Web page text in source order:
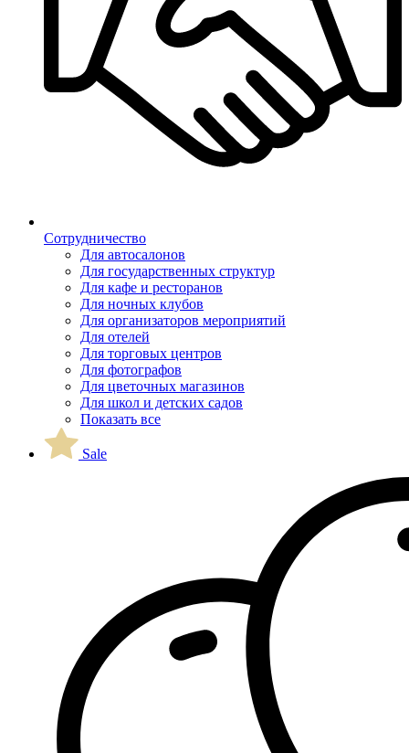
Сотрудничество
Для автосалонов
Для государственных структур
Для кафе и ресторанов
Для ночных клубов
Для организаторов мероприятий
Для отелей
Для торговых центров
Для фотографов
Для цветочных магазинов
Для школ и детских садов
Показать все
Sale